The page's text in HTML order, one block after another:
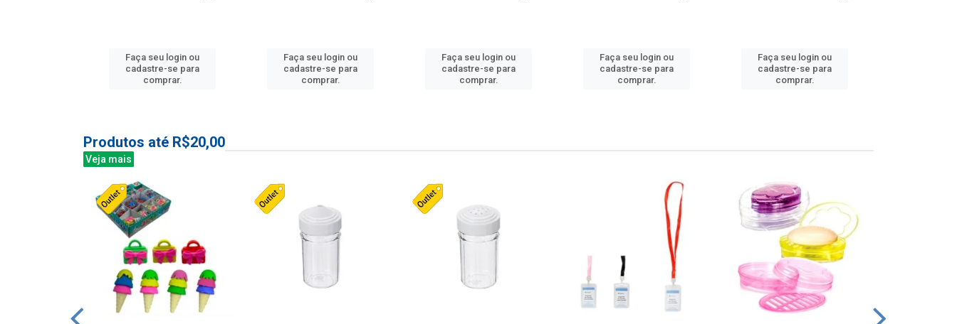
Faça seu login ou
cadastre-se para
comprar.
Faça seu login ou
cadastre-se para
comprar.
Faça seu login ou
cadastre-se para
comprar.
Faça seu login ou
cadastre-se para
comprar.
Faça seu login ou
cadastre-se para
comprar.
Produtos até R$20,00
Veja mais